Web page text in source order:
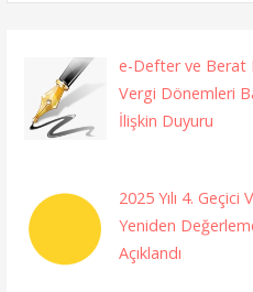
e-Defter ve Berat
Vergi Dönemleri
İlişkin Duyuru
2025 Yılı 4.
Yeniden
Açıklandı